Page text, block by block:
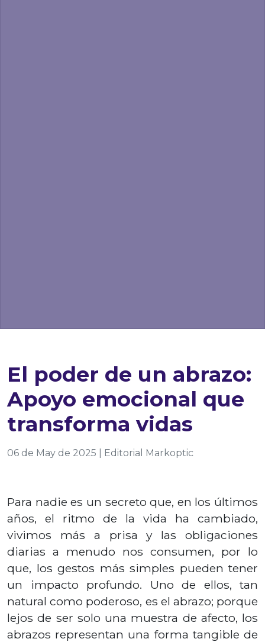
El poder de un abrazo:
Apoyo emocional que
transforma vidas
06 de May de 2025 | Editorial Markoptic
Para nadie es un secreto que, en los últimos
años, el ritmo de la vida ha cambiado,
vivimos más a prisa y las obligaciones
diarias a menudo nos consumen, por lo
que, los gestos más simples pueden tener
un impacto profundo. Uno de ellos, tan
natural como poderoso, es el abrazo; porque
lejos de ser solo una muestra de afecto, los
abrazos representan una forma tangible de